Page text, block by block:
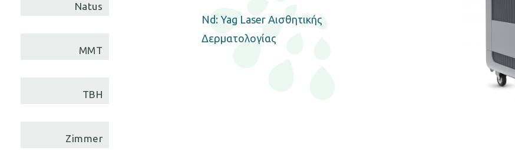
Natus
MMT
TBH
Zimmer
Nd: Yag Laser Αισθητικής
Δερματολογίας